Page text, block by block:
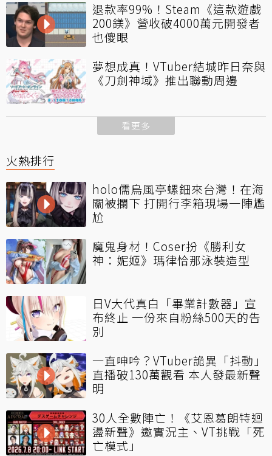
退款率99%！Steam《這款遊戲
200鎂》營收破4000萬元開發者
也傻眼
夢想成真！VTuber結城昨日奈與
《刀劍神域》推出聯動周邊
看更多
火熱排行
holo儒烏風亭螺鈿來台灣！在海
關被攔下 打開行李箱現場一陣尷
尬
魔鬼身材！Coser扮《勝利女
神：妮姬》瑪律恰那泳裝造型
日V大代真白「畢業計數器」宣
布終止 一份來自粉絲500天的告
別
一直呻吟？VTuber詭異「抖動」
直播破130萬觀看 本人發最新聲
明
30人全數陣亡！《艾恩葛朗特迴
盪新聲》邀實況主、VT挑戰「死
亡模式」